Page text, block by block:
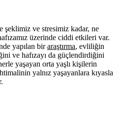
şeklimiz ve stresimiz kadar, ne
üzerinde ciddi etkileri var.
yapılan biraraştırma, evliliğin
ve hafızayı da güçlendirdiğini
yaşayan orta yaşlı kişilerin
yalnız yaşayanlara kıyasla